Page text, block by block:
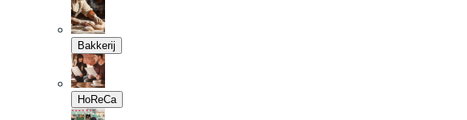
Bakkerij
HoReCa